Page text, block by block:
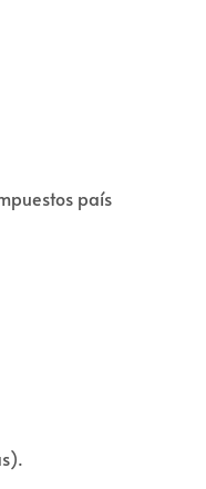
país